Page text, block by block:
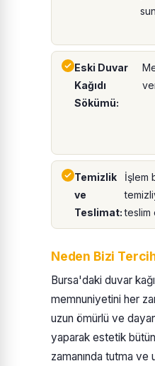
Eski Duvar
Kağıdı
Sökümü:
Temizlik
ve
Teslimat:
İşlem
teslim
Neden Bizi
Bursa'daki duvar
memnuniyetini her
uzun ömürlü ve
yaparak estetik
zamanında tutma ve